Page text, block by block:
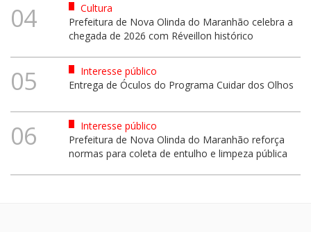
04
Cultura
Prefeitura de Nova Olinda do Maranhão celebra a
chegada de 2026 com Réveillon histórico
05
Interesse público
Entrega de Óculos do Programa Cuidar dos Olhos
06
Interesse público
Prefeitura de Nova Olinda do Maranhão reforça
normas para coleta de entulho e limpeza pública